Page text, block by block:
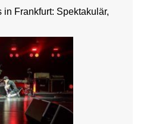
Frankfurt: Spektakulär,